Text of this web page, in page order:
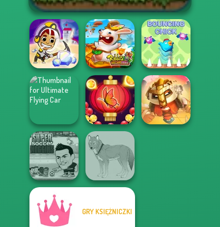
Idle Miner Space
Rabbids Volcano
Panic
Bouncing Chick
Ultimate Flying
Car
Bubble Shooter
Butterfly
Super Soccer
Noggins
GRY KSIĘŻNICZKI